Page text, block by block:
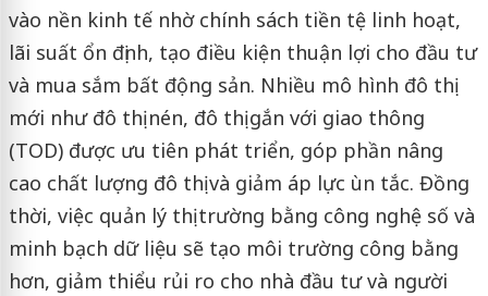
vào nền kinh tế nhờ chính sách tiền tệ linh hoạt,
lãi suất ổn định, tạo điều kiện thuận lợi cho đầu tư
và mua sắm bất động sản. Nhiều mô hình đô thị
mới như đô thị nén, đô thị gắn với giao thông
(TOD) được ưu tiên phát triển, góp phần nâng
cao chất lượng đô thị và giảm áp lực ùn tắc. Đồng
thời, việc quản lý thị trường bằng công nghệ số và
minh bạch dữ liệu sẽ tạo môi trường công bằng
hơn, giảm thiểu rủi ro cho nhà đầu tư và người